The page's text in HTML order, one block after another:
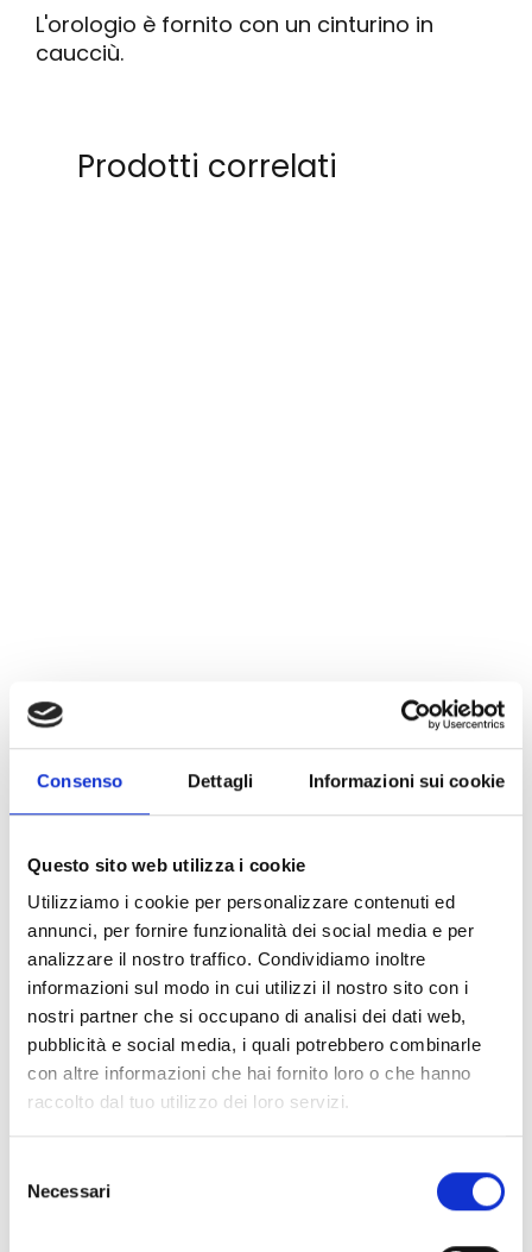
Consenso Dettagli Informazioni sui cookie
Questo sito web utilizza i cookie
Utilizziamo i cookie per personalizzare contenuti ed
annunci, per fornire funzionalità dei social media e per
analizzare il nostro traffico. Condividiamo inoltre
informazioni sul modo in cui utilizzi il nostro sito con i
nostri partner che si occupano di analisi dei dati web,
pubblicità e social media, i quali potrebbero combinarle
con altre informazioni che hai fornito loro o che hanno
raccolto dal tuo utilizzo dei loro servizi.
delNecessari
L'orologio è fornito con un cinturino in
caucciù.
Prodotti correlati